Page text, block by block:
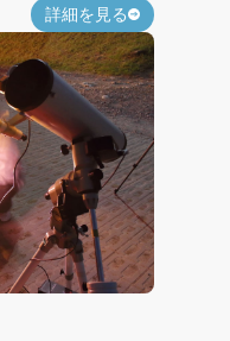
詳細を見る